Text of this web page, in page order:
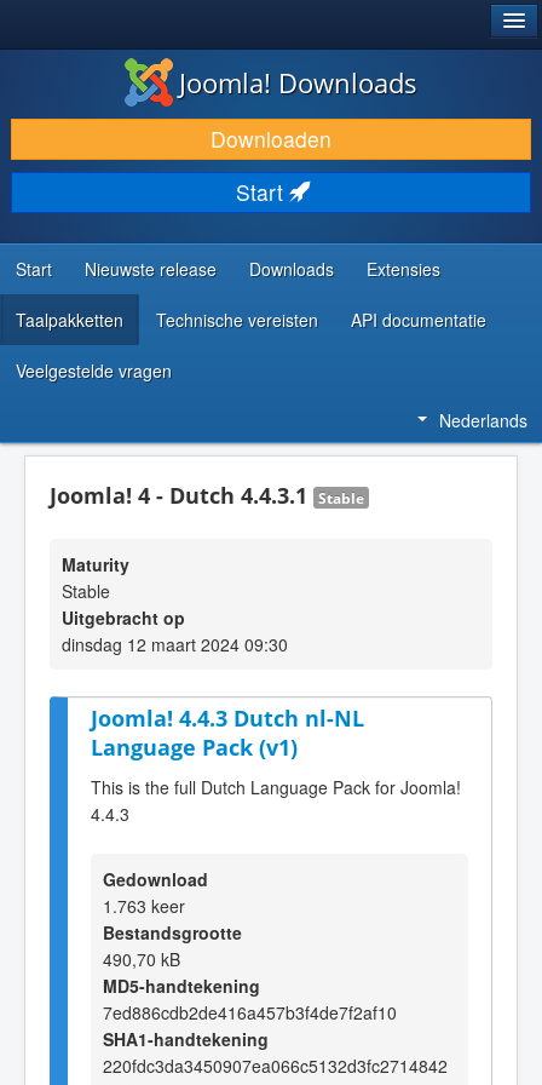
DOWNLOAD & BREID UIT
ONTDEK & LEER
COMMUNITY & ONDERSTEUNING
ONTWIKKELAARSBRONNEN
Joomla! Downloads
Downloaden
Start
Start Nieuwste release Downloads Extensies
Taalpakketten Technische vereisten API documentatie
Veelgestelde vragen
Nederlands
Joomla! 4 - Dutch 4.4.3.1 Stable
Maturity
Stable
Uitgebracht op
dinsdag 12 maart 2024 09:30
Joomla! 4.4.3 Dutch nl-NL
Language Pack (v1)
This is the full Dutch Language Pack for Joomla!
4.4.3
Gedownload
1.763 keer
Bestandsgrootte
490,70 kB
MD5-handtekening
7ed886cdb2de416a457b3f4de7f2af10
SHA1-handtekening
220fdc3da3450907ea066c5132d3fc2714842